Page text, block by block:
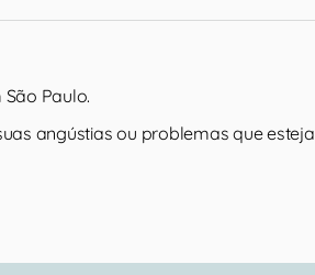
Paulo.
angústias ou problemas que esteja